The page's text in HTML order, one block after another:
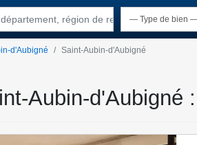
région de recherche
d'Aubigné Saint-Aubin-d'Aubigné
Aubin-d'Aubigné